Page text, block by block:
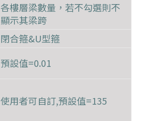
各樓層梁數量，若不勾選則不
顯示其梁跨
閉合箍&U型箍
預設值=0.01
使用者可自訂,預設值=135